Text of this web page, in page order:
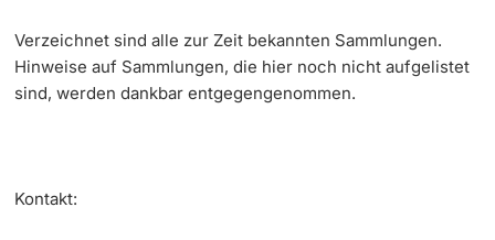
Verzeichnet sind alle zur Zeit bekannten Sammlungen.
Hinweise auf Sammlungen, die hier noch nicht aufgelistet
sind, werden dankbar entgegengenommen.
Kontakt: